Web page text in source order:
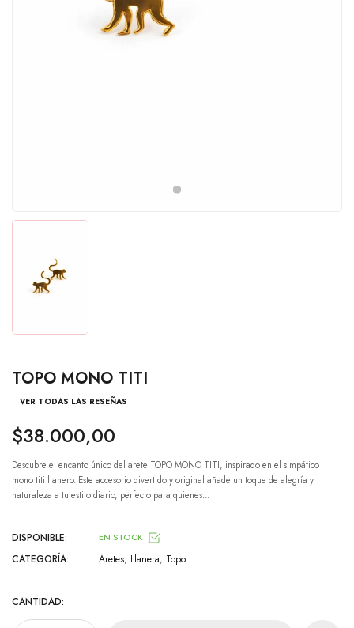
TOPO MONO TITI
VER TODAS LAS RESEÑAS
$38.000,00
Descubre el encanto único del arete TOPO MONO TITI, inspirado en el simpático
mono titi llanero. Este accesorio divertido y original añade un toque de alegría y
naturaleza a tu estilo diario, perfecto para quienes...
DISPONIBLE: EN STOCK
CATEGORÍA: Aretes, Llanera, Topo
CANTIDAD: